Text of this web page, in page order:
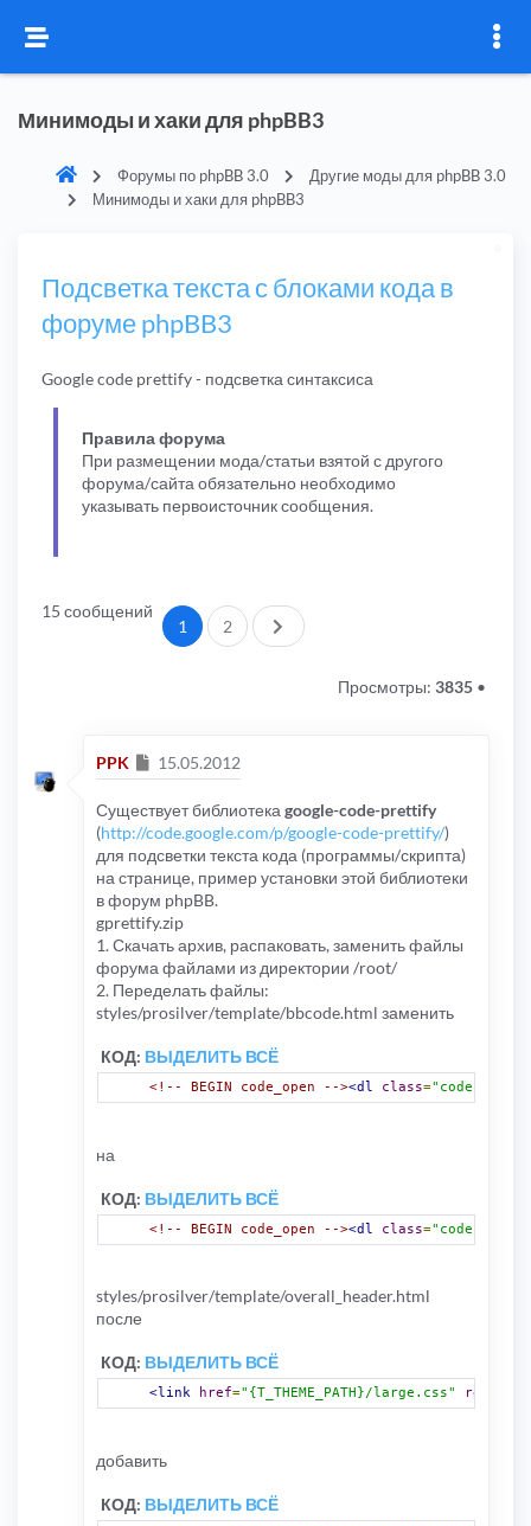
Минимоды и хаки для phpBB3
Форумы по phpBB 3.0
Другие моды для phpBB 3.0
Минимоды и хаки для phpBB3
Подсветка текста с блоками кода в
форуме phpBB3
Google code prettify - подсветка синтаксиса
Правила форума
При размещении мода/статьи взятой с другого
форума/сайта обязательно необходимо
указывать первоисточник сообщения.
15 сообщений
1 2 След.
Просмотры: 3835 •
PPK Сообщение
15.05.2012
Существует библиотека google-code-prettify
(http://code.google.com/p/google-code-prettify/)
для подсветки текста кода (программы/скрипта)
на странице, пример установки этой библиотеки
в форум phpBB.
gprettify.zip
1. Скачать архив, распаковать, заменить файлы
форума файлами из директории /root/
2. Переделать файлы:
styles/prosilver/template/bbcode.html заменить
КОД: ВЫДЕЛИТЬ ВСЁ
<!-- BEGIN code_open --><dl class="codebox"
на
КОД: ВЫДЕЛИТЬ ВСЁ
<!-- BEGIN code_open --><dl class="codebox"
styles/prosilver/template/overall_header.html
после
КОД: ВЫДЕЛИТЬ ВСЁ
<link href="{T_THEME_PATH}/large.css" rel
добавить
КОД: ВЫДЕЛИТЬ ВСЁ